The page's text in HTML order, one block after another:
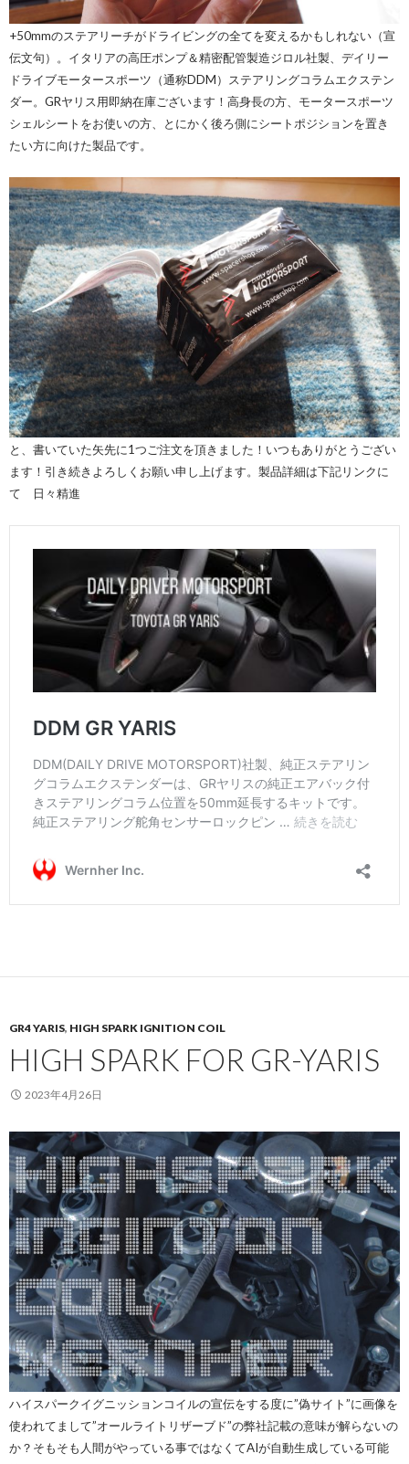
+50mmのステアリーチがドライビングの全てを変えるかもしれない（宣
伝文句）。イタリアの高圧ポンプ＆精密配管製造ジロル社製、デイリー
ドライブモータースポーツ（通称DDM）ステアリングコラムエクステン
ダー。GRヤリス用即納在庫ございます！高身長の方、モータースポーツ
シェルシートをお使いの方、とにかく後ろ側にシートポジションを置き
たい方に向けた製品です。
と、書いていた矢先に1つご注文を頂きました！いつもありがとうござい
ます！引き続きよろしくお願い申し上げます。製品詳細は下記リンクに
て 日々精進
GR4 YARIS, HIGH SPARK IGNITION COIL
HIGH SPARK FOR GR-YARIS
2023年4月26日
ハイスパークイグニッションコイルの宣伝をする度に”偽サイト”に画像を
使われてまして”オールライトリザーブド”の弊社記載の意味が解らないの
か？そもそも人間がやっている事ではなくてAIが自動生成している可能